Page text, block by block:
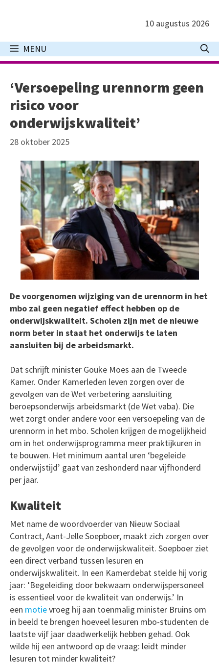
inhoud
10 augustus 2026
MENU
‘Versoepeling urennorm geen
risico voor
onderwijskwaliteit’
28 oktober 2025
De voorgenomen wijziging van de urennorm in het
mbo zal geen negatief effect hebben op de
onderwijskwaliteit. Scholen zijn met de nieuwe
norm beter in staat het onderwijs te laten
aansluiten bij de arbeidsmarkt.
Dat schrijft minister Gouke Moes aan de Tweede
Kamer. Onder Kamerleden leven zorgen over de
gevolgen van de Wet verbetering aansluiting
beroepsonderwijs arbeidsmarkt (de Wet vaba). Die
wet zorgt onder andere voor een versoepeling van de
urennorm in het mbo. Scholen krijgen de mogelijkheid
om in het onderwijsprogramma meer praktijkuren in
te bouwen. Het minimum aantal uren ‘begeleide
onderwijstijd’ gaat van zeshonderd naar vijfhonderd
per jaar.
Kwaliteit
Met name de woordvoerder van Nieuw Sociaal
Contract, Aant-Jelle Soepboer, maakt zich zorgen over
de gevolgen voor de onderwijskwaliteit. Soepboer ziet
een direct verband tussen lesuren en
onderwijskwaliteit. In een Kamerdebat stelde hij vorig
jaar: ‘Begeleiding door bekwaam onderwijspersoneel
is essentieel voor de kwaliteit van onderwijs.’ In
een motievroeg hij aan toenmalig minister Bruins om
in beeld te brengen hoeveel lesuren mbo-studenten de
laatste vijf jaar daadwerkelijk hebben gehad. Ook
wilde hij een antwoord op de vraag: leidt minder
lesuren tot minder kwaliteit?